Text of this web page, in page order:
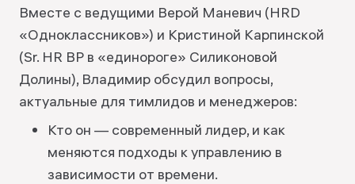
Вместе с ведущими Верой Маневич (HRD
«Одноклассников») и Кристиной Карпинской
(Sr. HR BP в «единороге» Силиконовой
Долины), Владимир обсудил вопросы,
актуальные для тимлидов и менеджеров:
Кто он — современный лидер, и как
меняются подходы к управлению в
зависимости от времени.